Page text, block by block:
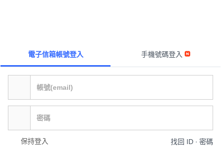
電子信箱帳號登入 手機號碼登入
保持登入 找回 ID ∙ 密碼